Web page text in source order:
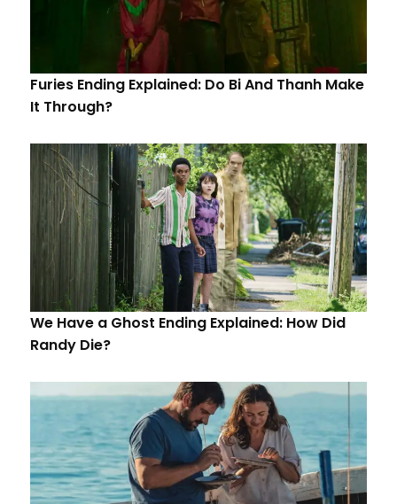
Furies Ending Explained: Do Bi And Thanh Make
It Through?
We Have a Ghost Ending Explained: How Did
Randy Die?